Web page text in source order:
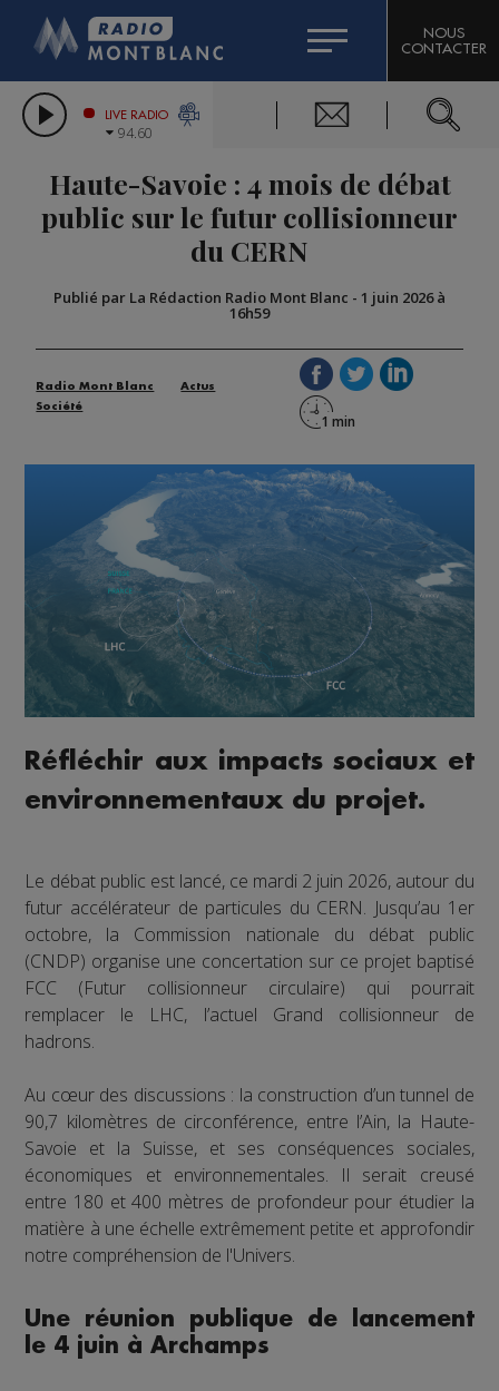
LES CHRONIQUES DE L'EXPERT
CITIZEN MACHINERY
GRAND MASSIF DOMAINES SKIABLES
BIGARD
COMPAGNIE DU MONT-BLANC
NOUS
CONTACTER
LIVE RADIO
94.60
Haute-Savoie : 4 mois de débat
public sur le futur collisionneur
du CERN
Publié par La Rédaction Radio Mont Blanc - 1 juin 2026 à
16h59
Radio Mont Blanc
Actus
Société
Réfléchir aux impacts sociaux et
environnementaux du projet.
Le débat public est lancé, ce mardi 2 juin 2026, autour du
futur accélérateur de particules du CERN. Jusqu’au 1er
octobre, la Commission nationale du débat public
(CNDP) organise une concertation sur ce projet baptisé
FCC (Futur collisionneur circulaire) qui pourrait
remplacer le LHC, l’actuel Grand collisionneur de
hadrons.
Au cœur des discussions : la construction d’un tunnel de
90,7 kilomètres de circonférence, entre l’Ain, la Haute-
Savoie et la Suisse, et ses conséquences sociales,
économiques et environnementales. Il serait creusé
entre 180 et 400 mètres de profondeur pour étudier la
matière à une échelle extrêmement petite et approfondir
notre compréhension de l'Univers.
Une réunion publique de lancement
le 4 juin à Archamps